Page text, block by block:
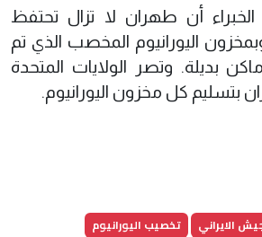
أن طهران لا تزال تحتفظ
اليورانيوم المخصب الذي تم
بديلة. وتصر الولايات المتحدة
بتسليم كل مخزون اليورانيوم.
الايراني
تخصيب اليورانيوم